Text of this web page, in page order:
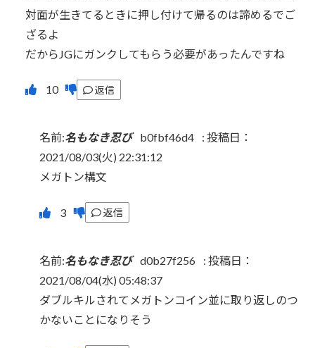
対面が生きてるときに押し付けて帰るのは諦めるでご
ざるよ
だからJGにガンクしてもらう必要があったんですね
返信
名前:名もなき忍び b0fbf46d4 : 投稿日：
2021/08/03(火) 22:31:12
メガトン構文
返信
名前:名もなき忍び d0b27f256 : 投稿日：
2021/08/04(水) 05:48:37
ダブルキルされてメガトンコイン並に取り返しのつ
かないことになりそう